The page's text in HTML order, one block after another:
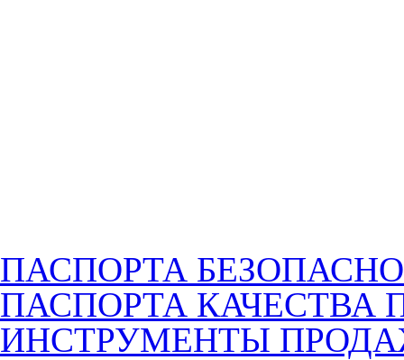
ПАСПОРТА
ПАСПОРТА КАЧЕСТВА
ИНСТРУМЕНТЫ